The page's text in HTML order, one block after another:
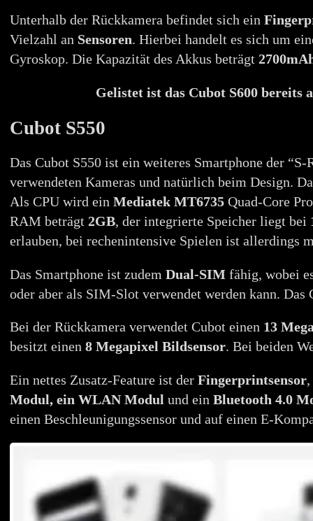
Unterhalb der Rückkamera befindet sich ein
Vielzahl an Sensoren. Hierbei handelt es sich um
Gyroskop. Die Kapazität des Akkus beträgt
Gelistet ist das Cubot S600 bereits
Cubot S550
Das Cubot S550 ist ein weiteres Smartphone der
verwendeten Kameras und natürlich beim Design.
Als CPU wird ein Mediatek MT6735Quad-Core
RAM beträgt 2GB, der integrierte Speicher liegt bei
erlauben, bei rechenintensive Spielen ist allerdings
Das Smartphone ist zudem Dual-SIMfähig, wobei
oder aber als SIM-Slot verwendet werden kann. Das
Bei der Rückkamera verwendet Cubot einen 13
besitzt einen 8 Megapixel Bildsensor. Bei beiden
Ein nettes Zusatz-Feature ist der Fingerprintsensor,
Modul, ein WLAN Modul und ein Bluetooth 4.0
einen Beschleunigungssensor und auf einen E-